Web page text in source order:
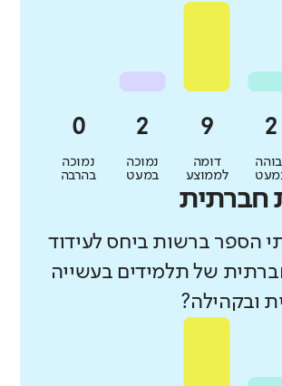
דומה
לממוצע
נמוכה
במעט
נמוכה
בהרבה
חברתית
הספר ברשות ביחס לעידוד
של תלמידים בעשייה
ובקהילה?